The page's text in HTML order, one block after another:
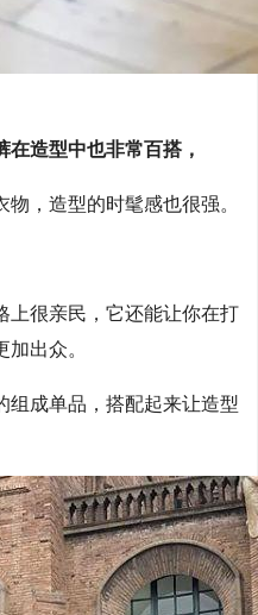
造型中也非常百搭，
，造型的时髦感也很强。
上很亲民，它还能让你在打
出众。
组成单品，搭配起来让造型